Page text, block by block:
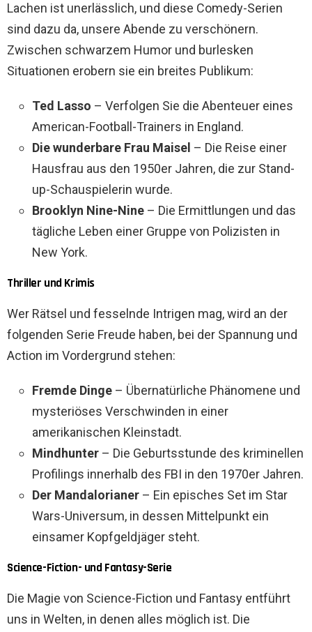
Lachen ist unerlässlich, und diese Comedy-Serien
sind dazu da, unsere Abende zu verschönern.
Zwischen schwarzem Humor und burlesken
Situationen erobern sie ein breites Publikum:
Ted Lasso – Verfolgen Sie die Abenteuer eines
American-Football-Trainers in England.
Die wunderbare Frau Maisel – Die Reise einer
Hausfrau aus den 1950er Jahren, die zur Stand-
up-Schauspielerin wurde.
Brooklyn Nine-Nine – Die Ermittlungen und das
tägliche Leben einer Gruppe von Polizisten in
New York.
Thriller und Krimis
Wer Rätsel und fesselnde Intrigen mag, wird an der
folgenden Serie Freude haben, bei der Spannung und
Action im Vordergrund stehen:
Fremde Dinge – Übernatürliche Phänomene und
mysteriöses Verschwinden in einer
amerikanischen Kleinstadt.
Mindhunter – Die Geburtsstunde des kriminellen
Profilings innerhalb des FBI in den 1970er Jahren.
Der Mandalorianer – Ein episches Set im Star
Wars-Universum, in dessen Mittelpunkt ein
einsamer Kopfgeldjäger steht.
Science-Fiction- und Fantasy-Serie
Die Magie von Science-Fiction und Fantasy entführt
uns in Welten, in denen alles möglich ist. Die